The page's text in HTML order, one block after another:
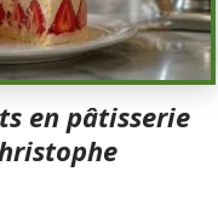
en pâtisserie